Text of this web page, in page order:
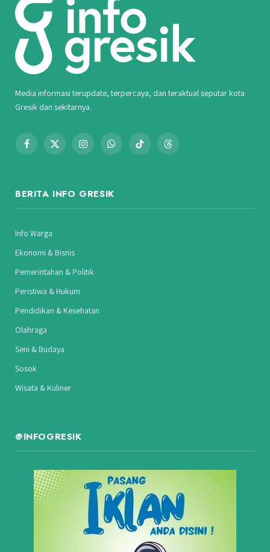
Media informasi terupdate, terpercaya, dan teraktual seputar kota
Gresik dan sekitarnya.
Facebook
X
InstagramWhatsAppTikTok Threads
BERITA INFO GRESIK
Info Warga
Ekonomi & Bisnis
Pemerintahan & Politik
Peristiwa & Hukum
Pendidikan & Kesehatan
Olahraga
Seni & Budaya
Sosok
Wisata & Kuliner
@INFOGRESIK